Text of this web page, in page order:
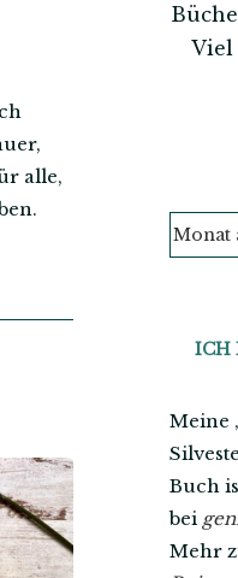
alle,
Viel
ICH
Meine
Buch
bei
Mehr